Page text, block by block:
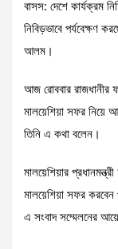
বাসস: দেশে কার্যক্রম
নিবিড়ভাবে পর্যবেক্ষণ
আলম।
আজ রোববার রাজধানীর
মালয়েশিয়া সফর নিয়ে
তিনি এ কথা বলেন।
মালয়েশিয়ার
মালয়েশিয়া সফর
এ সংবাদ সম্মেলনের